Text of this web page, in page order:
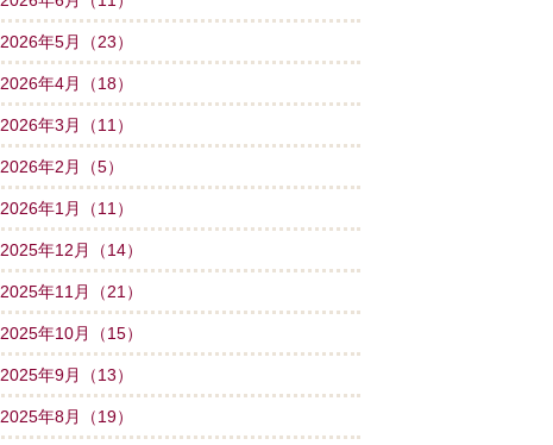
2026年5月（23）
2026年4月（18）
2026年3月（11）
2026年2月（5）
2026年1月（11）
2025年12月（14）
2025年11月（21）
2025年10月（15）
2025年9月（13）
2025年8月（19）